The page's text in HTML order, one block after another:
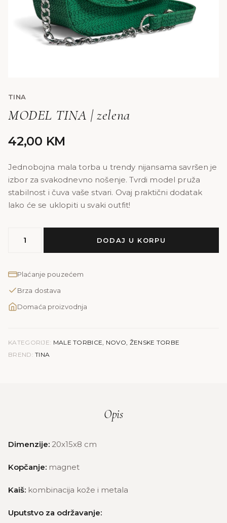
TINA
MODEL TINA | zelena
42,00 KM
Jednobojna mala torba u trendy nijansama savršen je
izbor za svakodnevno nošenje. Tvrdi model pruža
stabilnost i čuva vaše stvari. Ovaj praktični dodatak
lako će se uklopiti u svaki outfit!
TINA
zelena
DODAJ U KORPU
Plaćanje pouzećem
Brza dostava
Domaća proizvodnja
KATEGORIJE: MALE TORBICE, NOVO, ŽENSKE TORBE
BREND: TINA
Opis
Dimenzije: 20x15x8 cm
Kopčanje: magnet
Kaiš: kombinacija kože i metala
Uputstvo za održavanje: